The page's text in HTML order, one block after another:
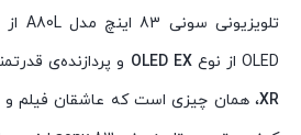
تلویزیونی سونی 83 اینچ مدل A80L از سری
OLED از نوع
OLED EX و پردازنده‌ی
XR، همان چیزی است که عاشقان فیلم و